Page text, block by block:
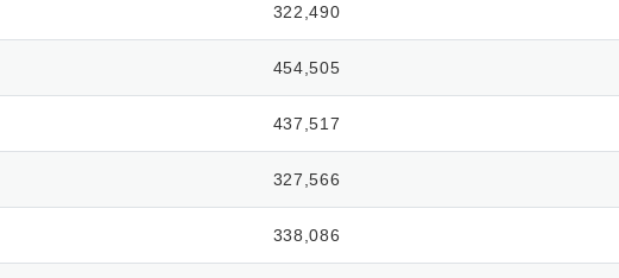
322,490
454,505
437,517
327,566
338,086